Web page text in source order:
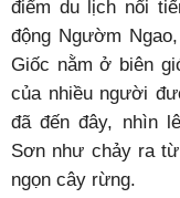
Cầu treo trên
Người ta có thể ít